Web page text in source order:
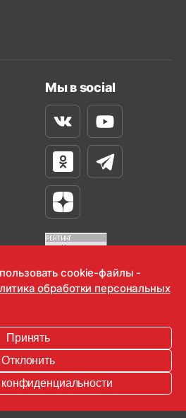
Мы в social
ВконтактеYoutube
Одноклассники
Телеграм
Яндекс Дзен
2026
cookie-файлы -
обработки персональных
Принять
Отклонить